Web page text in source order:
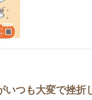
いつも大変で挫折